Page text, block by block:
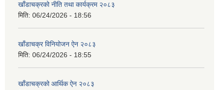
खाँडाचक्रको नीति तथा कार्यक्रम २०८३
मिति: 06/24/2026 - 18:56
खाँडाचक्र विनियोजन ऐन २०८३
मिति: 06/24/2026 - 18:55
खाँडाचक्रको आर्थिक ऐन २०८३